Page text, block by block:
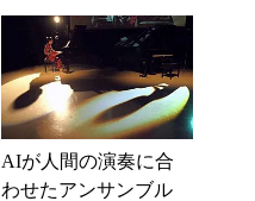
AIが人間の演奏に合
わせたアンサンブル